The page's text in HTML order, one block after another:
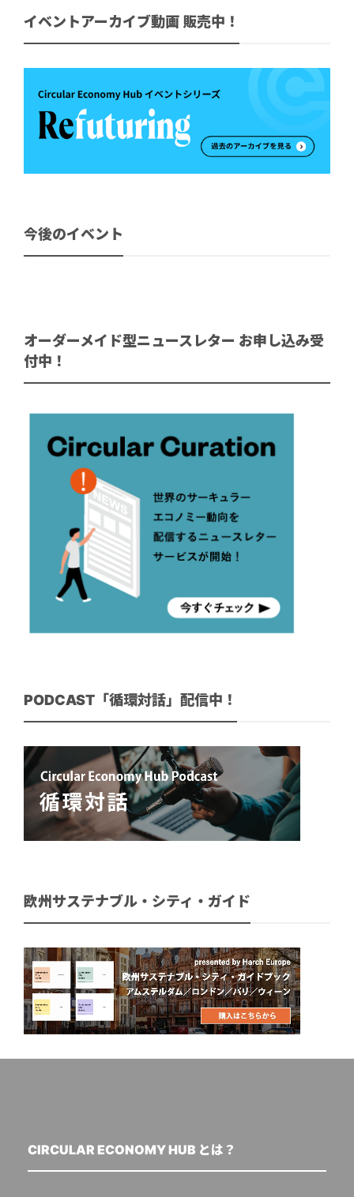
イベントアーカイブ動画 販売中！
今後のイベント
オーダーメイド型ニュースレター お申し込み受
付中！
PODCAST「循環対話」配信中！
欧州サステナブル・シティ・ガイド
CIRCULAR ECONOMY HUB とは？